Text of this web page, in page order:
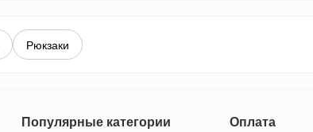
Рюкзаки
Популярные категории Оплата